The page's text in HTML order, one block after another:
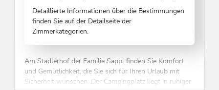
Detaillierte Informationen über die Bestimmungen
finden Sie auf der Detailseite der
Zimmerkategorien.
Am Stadlerhof der Familie Sappl finden Sie Komfort
und Gemütlichkeit, die Sie sich für Ihren Urlaub mit
Sicherheit wünschen. Der Campingplatz liegt in ruhiger